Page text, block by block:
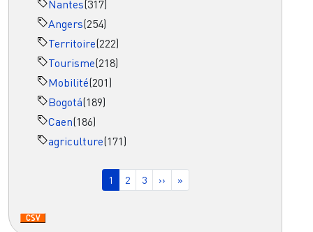
Nantes(317)
Angers(254)
Territoire(222)
Tourisme(218)
Mobilité(201)
Bogotá(189)
Caen(186)
agriculture(171)
Page courante
1 Page
2 Page
3 Page suivante
›› Dernière page
»